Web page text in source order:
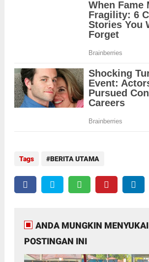
Tags BERITA UTAMA
ANDA MUNGKIN MENYUKAI
POSTINGAN INI